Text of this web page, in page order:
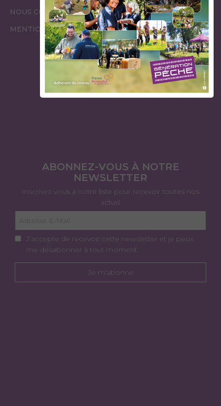
NOUS CONTACTER
MENTIONS LÉGALES
ESPACE
GARDES PÊCHE
ESPACE
ÉLUS
ABONNEZ-VOUS À NOTRE
NEWSLETTER
Inscrivez-vous à notre liste pour recevoir toutes nos
actus!
J’accepte de recevoir cette newsletter et je peux
me désabonner à tout moment.
Je m'abonne